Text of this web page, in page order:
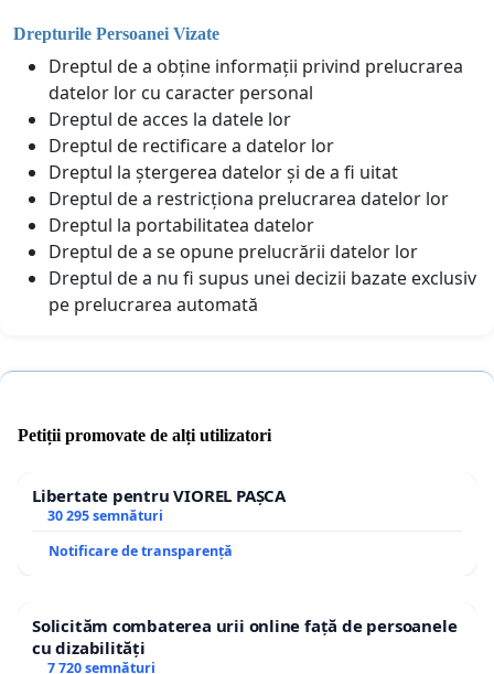
Drepturile Persoanei Vizate
Dreptul de a obține informații privind prelucrarea
datelor lor cu caracter personal
Dreptul de acces la datele lor
Dreptul de rectificare a datelor lor
Dreptul la ștergerea datelor și de a fi uitat
Dreptul de a restricționa prelucrarea datelor lor
Dreptul la portabilitatea datelor
Dreptul de a se opune prelucrării datelor lor
Dreptul de a nu fi supus unei decizii bazate exclusiv
pe prelucrarea automată
Petiții promovate de alți utilizatori
Libertate pentru VIOREL PAȘCA
30 295 semnături
Notificare de transparență
Solicităm combaterea urii online față de persoanele
cu dizabilități
7 720 semnături